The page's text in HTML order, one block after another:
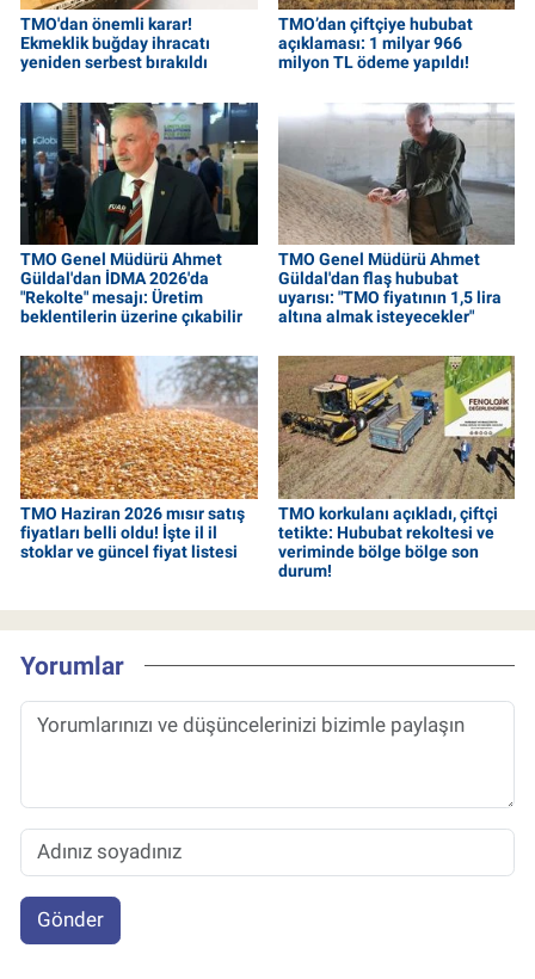
TMO'dan önemli karar!
Ekmeklik buğday ihracatı
yeniden serbest bırakıldı
TMO’dan çiftçiye hububat
açıklaması: 1 milyar 966
milyon TL ödeme yapıldı!
TMO Genel Müdürü Ahmet
Güldal'dan İDMA 2026'da
"Rekolte" mesajı: Üretim
beklentilerin üzerine çıkabilir
TMO Genel Müdürü Ahmet
Güldal'dan flaş hububat
uyarısı: "TMO fiyatının 1,5 lira
altına almak isteyecekler"
TMO Haziran 2026 mısır satış
fiyatları belli oldu! İşte il il
stoklar ve güncel fiyat listesi
TMO korkulanı açıkladı, çiftçi
tetikte: Hububat rekoltesi ve
veriminde bölge bölge son
durum!
Yorumlar
Gönder